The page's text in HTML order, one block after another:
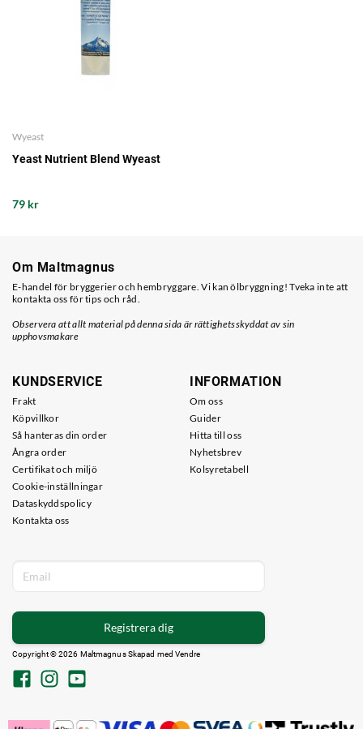
Wyeast
Yeast Nutrient Blend Wyeast
79 kr
Om Maltmagnus
E-handel för bryggerier och hembryggare. Vi kan ölbryggning! Tveka inte att
kontakta oss för tips och råd.
Observera att allt material på denna sida är rättighetsskyddat av sin
upphovsmakare
KUNDSERVICE
Frakt
Köpvillkor
Så hanteras din order
Ångra order
Certifikat och miljö
Cookie-inställningar
Dataskyddspolicy
Kontakta oss
INFORMATION
Om oss
Guider
Hitta till oss
Nyhetsbrev
Kolsyretabell
Registrera dig
Copyright © 2026 Maltmagnus Skapad med Vendre